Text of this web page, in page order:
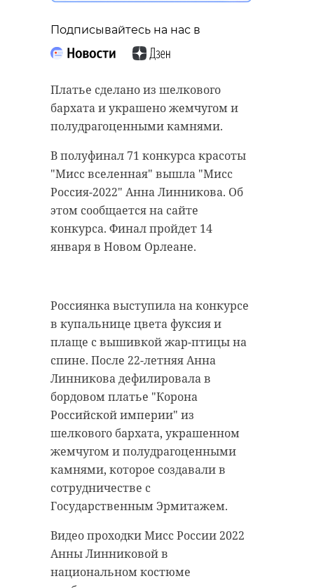
Подписывайтесь на нас в
Платье сделано из шелкового
бархата и украшено жемчугом и
полудрагоценными камнями.
В полуфинал 71 конкурса красоты
"Мисс вселенная" вышла "Мисс
Россия-2022" Анна Линникова. Об
этом сообщается на сайте
конкурса. Финал пройдет 14
января в Новом Орлеане.
Россиянка выступила на конкурсе
в купальнице цвета фуксия и
плаще с вышивкой жар-птицы на
спине. После 22-летняя Анна
Линникова дефилировала в
бордовом платье "Корона
Российской империи" из
шелкового бархата, украшенном
жемчугом и полудрагоценными
камнями, которое создавали в
сотрудничестве с
Государственным Эрмитажем.
Видео проходки Мисс России 2022
Анны Линниковой в
национальном костюме